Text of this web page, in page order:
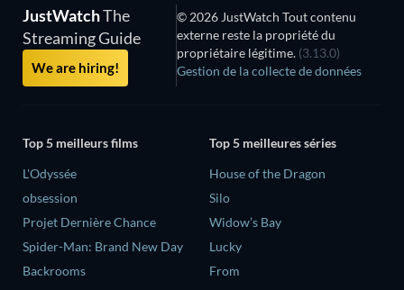
JustWatchThe
Streaming Guide
We are hiring!
© 2026 JustWatch Tout contenu
externe reste la propriété du
propriétaire légitime. (3.13.0)
Gestion de la collecte de données
Top 5 meilleurs films
L'Odyssée
obsession
Projet Dernière Chance
Spider-Man: Brand New Day
Backrooms
Top 5 meilleures séries
House of the Dragon
Silo
Widow’s Bay
Lucky
From